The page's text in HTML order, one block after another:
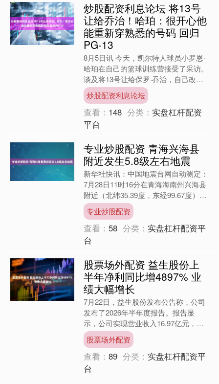
炒股配资利息论坛 将13号
让给乔治！哈珀：很开心他
能重新穿熟悉的号码 回归
PG-13
8月5日讯 今天，凯尔特人球员小罗恩·
哈珀在自己的篮球训练营接受了采访。
谈及将13号让给保罗·乔治，自己改穿8
号球衣，哈珀表示：“具体细节我们就
不多聊了。交易....
炒股配资利息论坛
查看： 148 分类： 实盘杠杆配资
平台
专业炒股配资 青海兴海县
附近发生5.8级左右地震
新华社快讯：中国地震台网自动测定：
7月28日11时16分在青海海南州兴海县
附近（北纬35.39度，东经99.67度）发
生5.8级左右地震专业炒股配资，最终
结果以....
专业炒股配资
查看：58 分类： 实盘杠杆配资平
台
股票场外配资 益生股份上
半年净利同比增4897% 业
绩大幅增长
7月22日，益生股份发布公告称，公司
发布了2026年半年度报告。报告显
示，公司实现营业收入16.97亿元，同
比增长28.44%；归属于上市公司股东
的净利润为3.....
股票场外配资
查看：89 分类： 实盘杠杆配资平
台